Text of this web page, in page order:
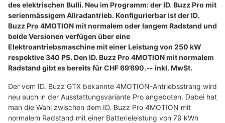
des elektrischen Bulli. Neu im Programm: der ID. Buzz Pro mit
serienmässigem Allradantrieb. Konfigurierbar ist der ID.
Buzz Pro 4MOTION mit normalem oder langem Radstand und
beide Versionen verfügen über eine
Elektroantriebsmaschine mit einer Leistung von 250 kW
respektive 340 PS. Den ID. Buzz Pro 4MOTION mit normalem
Radstand gibt es bereits für CHF 69’690.-- inkl. MwSt.
Der vom ID. Buzz GTX bekannte 4MOTION-Antriebsstrang wird
neu auch in der Ausstattungsvariante Pro angeboten. Dabei hat
man die Wahl zwischen dem ID. Buzz Pro 4MOTION mit
normalem Radstand mit einer Batterieleistung von 79 kWh